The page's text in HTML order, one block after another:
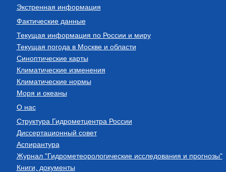
Экстренная информация
Фактические данные
Текущая информация по России и миру
Текущая погода в Москве и области
Синоптические карты
Климатические изменения
Климатические нормы
Моря и океаны
О нас
Структура Гидрометцентра России
Диссертационный совет
Аспирантура
Журнал "Гидрометеорологические исследования и прогнозы"
Книги, документы